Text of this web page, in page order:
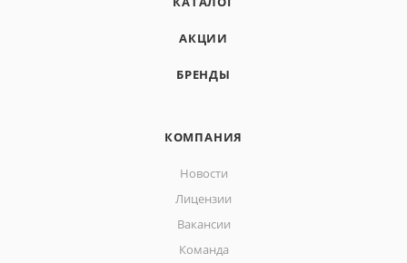
АКЦИИ
БРЕНДЫ
КОМПАНИЯ
Новости
Лицензии
Вакансии
Команда